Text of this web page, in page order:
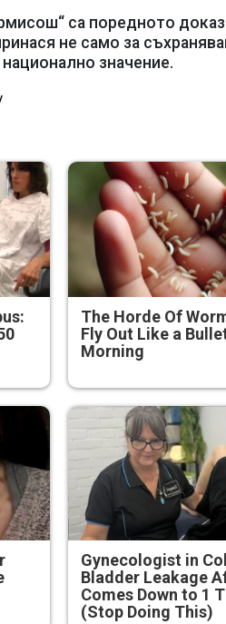
са поредното
не само за
значение.
The Horde Of
Fly Out Like a
Morning
Gynecologist in
Bladder Leakage
Comes Down to 1
(Stop Doing This)